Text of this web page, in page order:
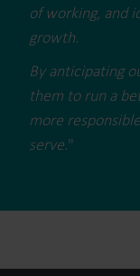
of working, and
growth.
By anticipating
them to run a
more
serve."